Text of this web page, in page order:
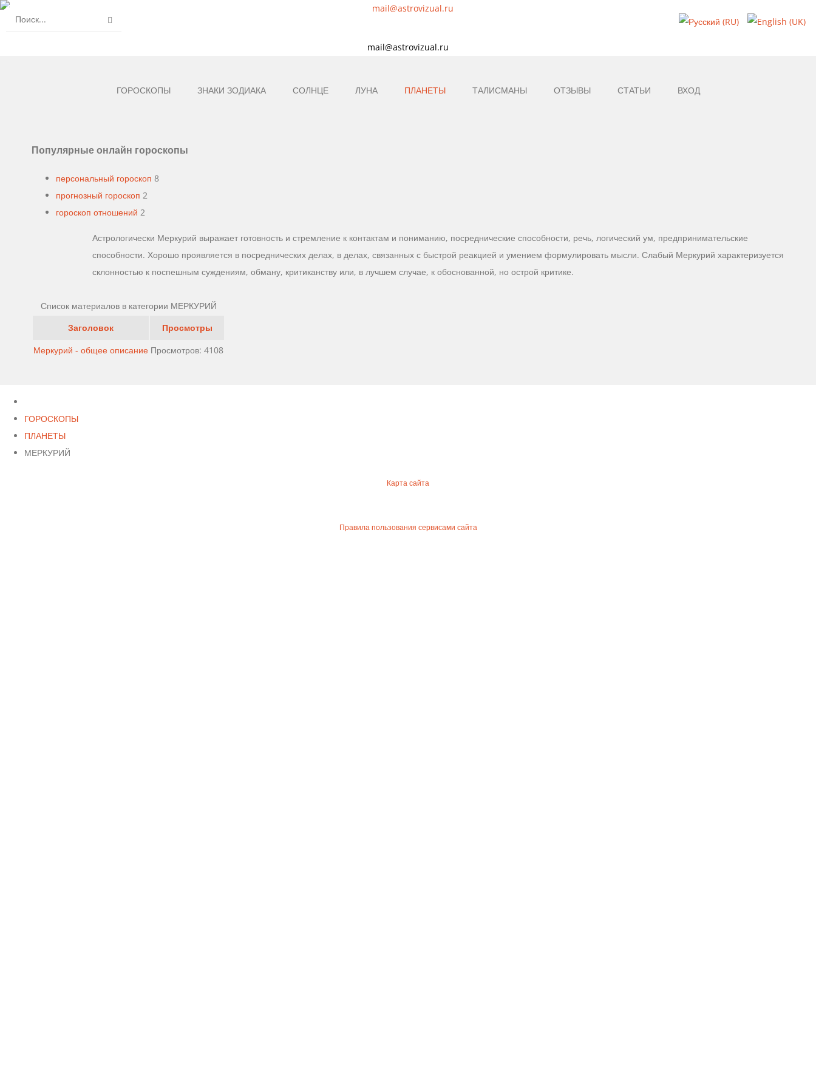
mail@astrovizual.ru
ГОРОСКОПЫ ЗНАКИ ЗОДИАКА СОЛНЦЕ ЛУНА ПЛАНЕТЫ ТАЛИСМАНЫ ОТЗЫВЫ СТАТЬИ ВХОД
Популярные онлайн гороскопы
персональный гороскоп 8
прогнозный гороскоп 2
гороскоп отношений 2
Астрологически Меркурий выражает готовность и стремление к контактам и пониманию, посреднические способности, речь, логический ум, предпринимательские
способности. Хорошо проявляется в посреднических делах, в делах, связанных с быстрой реакцией и умением формулировать мысли. Слабый Меркурий характеризуется
склонностью к поспешным суждениям, обману, критиканству или, в лучшем случае, к обоснованной, но острой критике.
Список материалов в категории МЕРКУРИЙ
Заголовок
Просмотры
Меркурий - общее описание Просмотров: 4108
ГОРОСКОПЫ
ПЛАНЕТЫ
МЕРКУРИЙ
Карта сайта
Правила пользования сервисами сайта